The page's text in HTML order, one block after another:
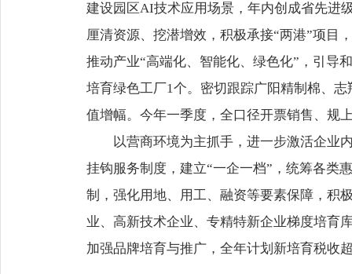
建设园区AI技术应用场景，年内创成省先进
厘清资源、挖潜增效，积极承接“两港”项目
推动产业“高端化、智能化、绿色化”，引导
培育绿色工厂1个。密切跟踪广阳精制棉、
值增幅。今年一季度，全口径开票销售、规
以营商环境为主抓手，进一步激活企业内
挂钩服务制度，建立“一企一档”，统筹各类
制，强化用地、用工、融资等要素保障，积
业、高新技术企业、专精特新企业梯度培育
加强品牌培育与推广，全年计划新培育税收